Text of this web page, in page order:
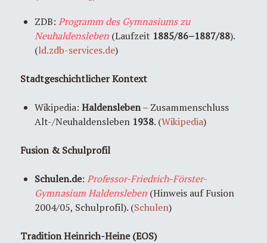
ZDB: Programm des Gymnasiums zu
Neuhaldensleben (Laufzeit 1885/86–1887/88).
(ld.zdb-services.de)
Stadtgeschichtlicher Kontext
Wikipedia: Haldensleben– Zusammenschluss
Alt-/Neuhaldensleben 1938. (Wikipedia)
Fusion & Schulprofil
Schulen.de: Professor-Friedrich-Förster-
Gymnasium Haldensleben (Hinweis auf Fusion
2004/05, Schulprofil). (Schulen)
Tradition Heinrich-Heine (EOS)